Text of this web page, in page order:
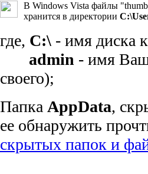
В Windows Vista файлы
хранится в директории
где, C:\ - имя диска
admin - имя
своего);
Папка AppData,
ее обнаружить
скрытых папок и